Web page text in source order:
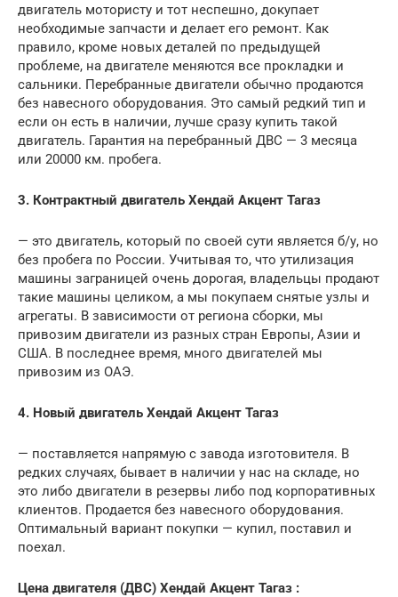
двигатель мотористу и тот неспешно, докупает
необходимые запчасти и делает его ремонт. Как
правило, кроме новых деталей по предыдущей
проблеме, на двигателе меняются все прокладки и
сальники. Перебранные двигатели обычно продаются
без навесного оборудования. Это самый редкий тип и
если он есть в наличии, лучше сразу купить такой
двигатель. Гарантия на перебранный ДВС — 3 месяца
или 20000 км. пробега.
3. Контрактный двигатель Хендай Акцент Тагаз
— это двигатель, который по своей сути является б/у, но
без пробега по России. Учитывая то, что утилизация
машины заграницей очень дорогая, владельцы продают
такие машины целиком, а мы покупаем снятые узлы и
агрегаты. В зависимости от региона сборки, мы
привозим двигатели из разных стран Европы, Азии и
США. В последнее время, много двигателей мы
привозим из ОАЭ.
4. Новый двигатель Хендай Акцент Тагаз
— поставляется напрямую с завода изготовителя. В
редких случаях, бывает в наличии у нас на складе, но
это либо двигатели в резервы либо под корпоративных
клиентов. Продается без навесного оборудования.
Оптимальный вариант покупки — купил, поставил и
поехал.
Цена двигателя (ДВС) Хендай Акцент Тагаз :